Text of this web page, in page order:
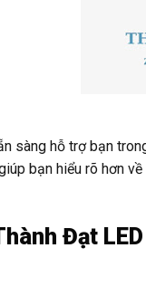
sàng hỗ trợ bạn
bạn hiểu rõ hơn
Đạt LED